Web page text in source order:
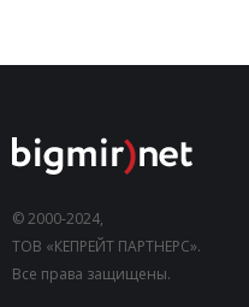
© 2000-2024,
ТОВ «КЕПРЕЙТ ПАРТНЕРС».
Все права защищены.